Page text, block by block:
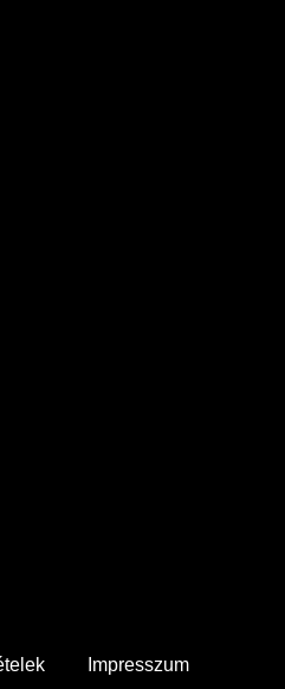
Impresszum